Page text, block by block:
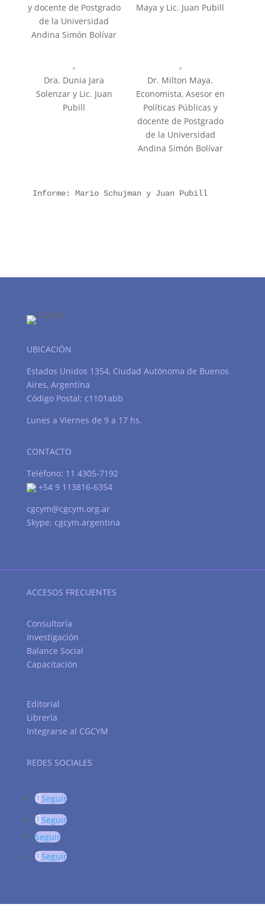
y docente de Postgrado
de la Universidad
Andina Simón Bolívar
Maya y Lic. Juan Pubill
Dra. Dunia Jara
Solenzar y Lic. Juan
Pubill
Dr. Milton Maya.
Economista, Asesor en
Políticas Públicas y
docente de Postgrado
de la Universidad
Andina Simón Bolívar
Informe: Mario Schujman y Juan Pubill
UBICACIÓN
Estados Unidos 1354, Ciudad Autónoma de Buenos
Aires, Argentina
Código Postal: c1101abb
Lunes a Viernes de 9 a 17 hs.
CONTACTO
Teléfono: 11 4305-7192
+54 9 113816-6354
cgcym@cgcym.org.ar
Skype: cgcym.argentina
ACCESOS FRECUENTES
Consultoría
Investigación
Balance Social
Capacitación
Editorial
Librería
Integrarse al CGCYM
REDES SOCIALES
Seguir
Seguir
Seguir
Seguir